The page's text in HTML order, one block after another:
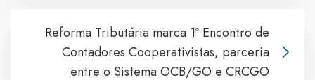
Reforma Tributária marca 1º Encontro de
Contadores Cooperativistas, parceria
entre o Sistema OCB/GO e CRCGO